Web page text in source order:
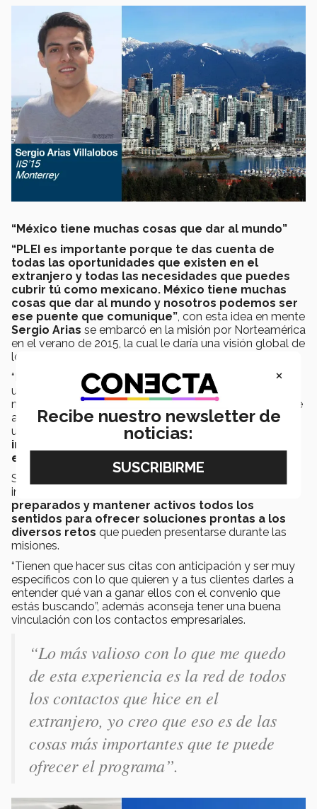
“México tiene muchas cosas que dar al mundo”
“PLEI es importante porque te das cuenta de
todas las oportunidades que existen en el
extranjero y todas las necesidades que puedes
cubrir tú como mexicano. México tiene muchas
cosas que dar al mundo y nosotros podemos ser
ese puente que comunique”, con esta idea en mente
Sergio Arias se embarcó en la misión por Norteamérica
en el verano de 2015, la cual le daría una visión global de
los negocios.
“Mi proyecto fue con la empresaXignux
, ellos tienen
una división de transformadores de potencia y de nivel
medio de distribución, esta es una empresa muy grande
aquí en Monterrey y básicamente lo que fui a hacer fue
una
investigación de mercado con empresas
internacionales y ver sus procesos innovadores
en el área de recursos humanos
Sergio les recomienda a los jóvenes que estén
interesados en ingresar al programa, estar
preparados y mantener activos todos los
sentidos para ofrecer soluciones prontas a los
diversos retos que pueden presentarse durante las
misiones.
“Tienen que hacer sus citas con anticipación y ser muy
específicos con lo que quieren y a tus clientes darles a
entender qué van a ganar ellos con el convenio que
estás buscando”, además aconseja tener una buena
vinculación con los contactos empresariales.
“Lo más valioso con lo que me quedo
de esta experiencia es la red de todos
los contactos que hice en el
extranjero, yo creo que eso es de las
cosas más importantes que te puede
ofrecer el programa”.
×
Recibe nuestro newsletter de
noticias: